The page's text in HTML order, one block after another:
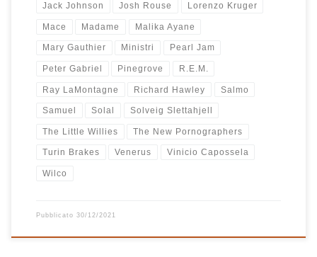
Jack Johnson Josh Rouse Lorenzo Kruger
Mace Madame Malika Ayane
Mary Gauthier Ministri Pearl Jam
Peter Gabriel Pinegrove R.E.M.
Ray LaMontagne Richard Hawley Salmo
Samuel Solal Solveig Slettahjell
The Little Willies The New Pornographers
Turin Brakes Venerus Vinicio Capossela
Wilco
Pubblicato 30/12/2021